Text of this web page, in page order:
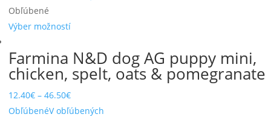
Obľúbené
Výber možností
Farmina N&D dog AG puppy mini,
chicken, spelt, oats & pomegranate
12.40€ – 46.50€
ObľúbenéV obľúbených